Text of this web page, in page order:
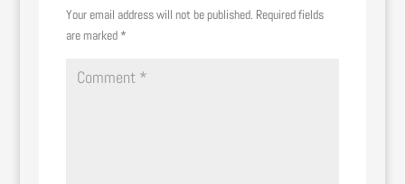
Your email address will not be published. Required fields
are marked *